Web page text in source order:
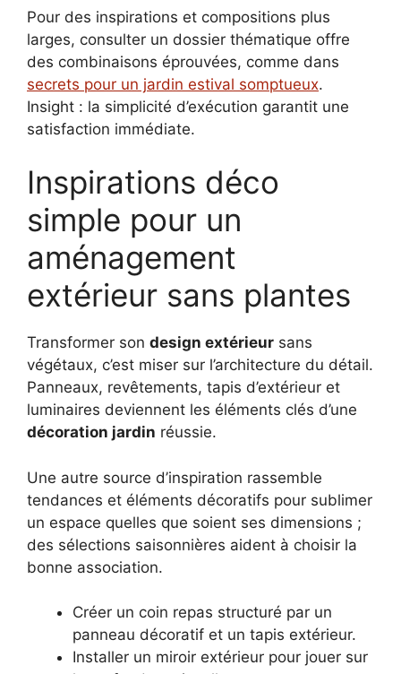
Pour des inspirations et compositions plus
larges, consulter un dossier thématique offre
des combinaisons éprouvées, comme dans
secrets pour un jardin estival somptueux.
Insight : la simplicité d’exécution garantit une
satisfaction immédiate.
Inspirations déco
simple pour un
aménagement
extérieur sans plantes
Transformer son design extérieur sans
végétaux, c’est miser sur l’architecture du détail.
Panneaux, revêtements, tapis d’extérieur et
luminaires deviennent les éléments clés d’une
décoration jardin réussie.
Une autre source d’inspiration rassemble
tendances et éléments décoratifs pour sublimer
un espace quelles que soient ses dimensions ;
des sélections saisonnières aident à choisir la
bonne association.
Créer un coin repas structuré par un
panneau décoratif et un tapis extérieur.
Installer un miroir extérieur pour jouer sur